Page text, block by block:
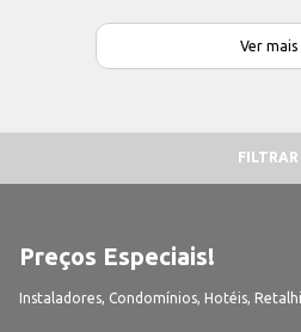
Ver mais
FILTRAR
Preços Especiais!
Instaladores, Condomínios, Hotéis,